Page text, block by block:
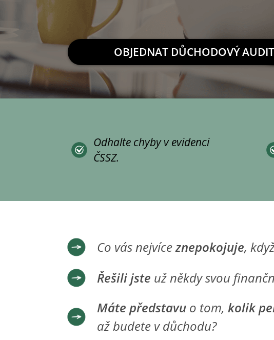
OBJEDNAT DŮCHODOVÝ AUDIT
Odhalte chyby v evidenci
ČSSZ.
Co vás nejvíceznepokojuje,
Řešili jste už někdy svou
Máte představuo tom, kolik
až budete v důchodu?